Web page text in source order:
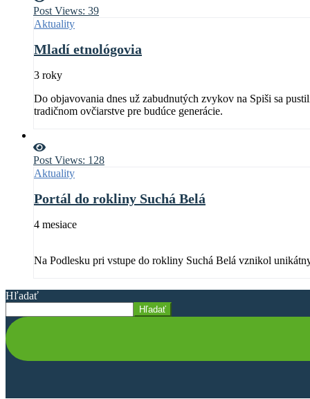
Post Views: 39
Aktuality
Mladí etnológovia
3 roky
Do objavovania dnes už zabudnutých zvykov na Spiši sa
tradičnom ovčiarstve pre budúce generácie.
Post Views: 128
Aktuality
Portál do rokliny Suchá Belá
4 mesiace
Na Podlesku pri vstupe do rokliny Suchá Belá vznikol
Hľadať
Hľadať